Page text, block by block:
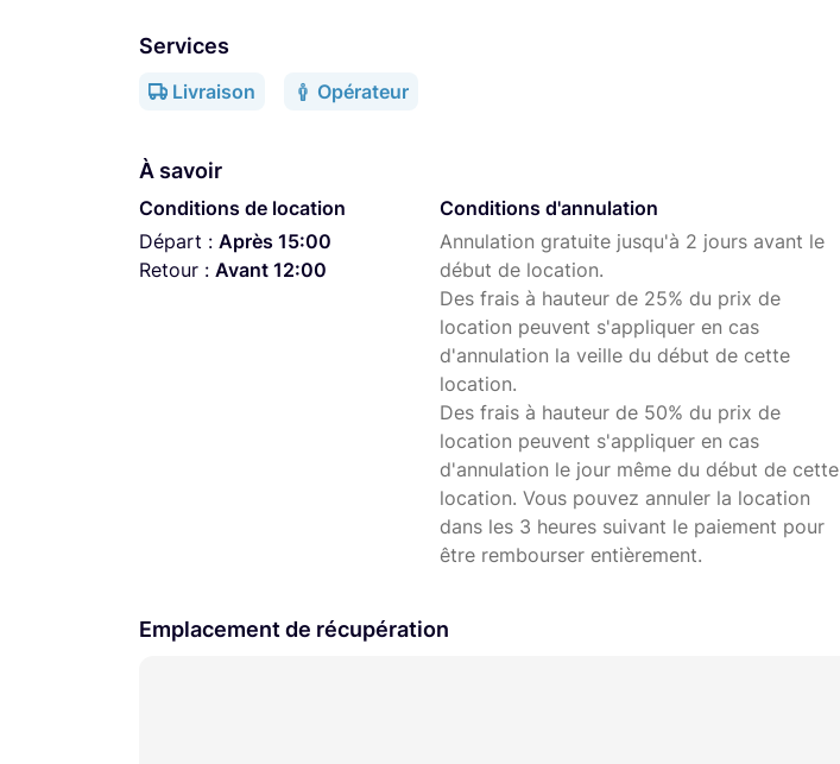
Services
Livraison Opérateur
À savoir
Conditions de location
Départ : Après 15:00
Retour : Avant 12:00
Conditions d'annulation
Annulation gratuite jusqu'à 2 jours avant le
début de location.
Des frais à hauteur de 25% du prix de
location peuvent s'appliquer en cas
d'annulation la veille du début de cette
location.
Des frais à hauteur de 50% du prix de
location peuvent s'appliquer en cas
d'annulation le jour même du début de cette
location. Vous pouvez annuler la location
dans les 3 heures suivant le paiement pour
être rembourser entièrement.
Emplacement de récupération